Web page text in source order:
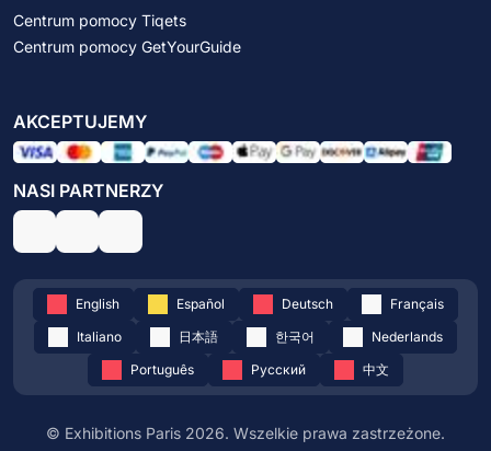
Centrum pomocy Tiqets
Centrum pomocy GetYourGuide
AKCEPTUJEMY
NASI PARTNERZY
English Español Deutsch
Français
Italiano
日本語 한국어
Nederlands
Português
Русский 中文
© Exhibitions Paris 2026. Wszelkie prawa zastrzeżone.